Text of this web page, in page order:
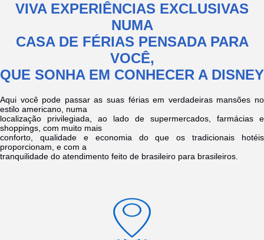
VIVA EXPERIÊNCIAS EXCLUSIVAS
NUMA
CASA DE FÉRIAS PENSADA PARA
VOCÊ,
QUE SONHA EM CONHECER A DISNEY
Aqui você pode passar as suas férias em verdadeiras mansões no
estilo americano, numa
localização privilegiada, ao lado de supermercados, farmácias e
shoppings, com muito mais
conforto, qualidade e economia do que os tradicionais hotéis
proporcionam, e com a
tranquilidade do atendimento feito de brasileiro para brasileiros.